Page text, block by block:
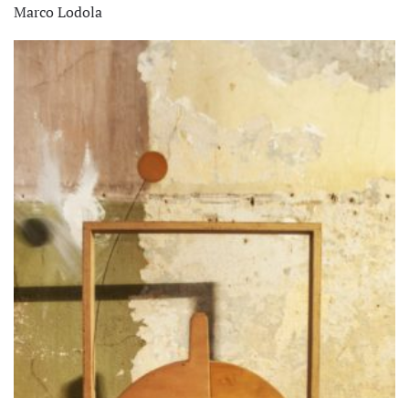
Marco Lodola